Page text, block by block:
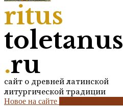
ritus
toletanus
.ru
сайт о древней латинской
литургической традиции
Новое на сайте